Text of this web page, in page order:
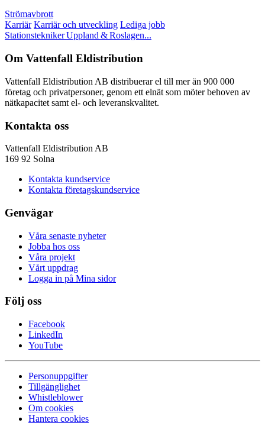
Strömavbrott
Karriär Karriär och utveckling Lediga jobb
Stationstekniker Uppland & Roslagen...
Om Vattenfall Eldistribution
Vattenfall Eldistribution AB distribuerar el till mer än 900 000
företag och privatpersoner, genom ett elnät som möter behoven av
nätkapacitet samt el- och leveranskvalitet.
Kontakta oss
Vattenfall Eldistribution AB
169 92 Solna
Kontakta kundservice
Kontakta företagskundservice
Genvägar
Våra senaste nyheter
Jobba hos oss
Våra projekt
Vårt uppdrag
Logga in på Mina sidor
Följ oss
Facebook
LinkedIn
YouTube
Personuppgifter
Tillgänglighet
Whistleblower
Om cookies
Hantera cookies